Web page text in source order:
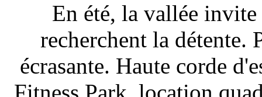
En été, la vallée invite
recherchent la détente.
écrasante. Haute corde